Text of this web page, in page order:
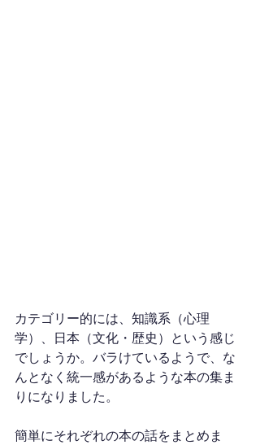
カテゴリー的には、知識系（心理
学）、日本（文化・歴史）という感じ
でしょうか。バラけているようで、な
んとなく統一感があるような本の集ま
りになりました。
簡単にそれぞれの本の話をまとめま